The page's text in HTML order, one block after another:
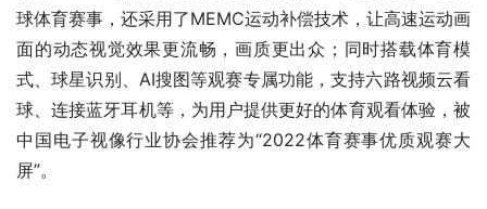
球体育赛事，还采用了MEMC运动补偿技术，让高速运动画
面的动态视觉效果更流畅，画质更出众；同时搭载体育模
式、球星识别、AI搜图等观赛专属功能，支持六路视频云看
球、连接蓝牙耳机等，为用户提供更好的体育观看体验，被
中国电子视像行业协会推荐为“2022体育赛事优质观赛大
屏”。